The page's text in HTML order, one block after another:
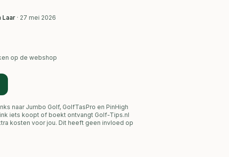
Laar · 27 mei 2026
op de webshop
naar Jumbo Golf, GolfTasPro en PinHigh
iets koopt of boekt ontvangt Golf-Tips.nl
kosten voor jou. Dit heeft geen invloed op